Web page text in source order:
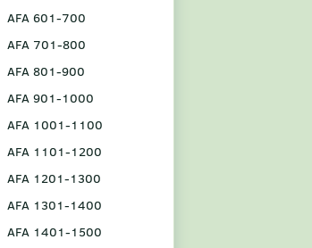
AFA 601-700
AFA 701-800
AFA 801-900
AFA 901-1000
AFA 1001-1100
AFA 1101-1200
AFA 1201-1300
AFA 1301-1400
AFA 1401-1500